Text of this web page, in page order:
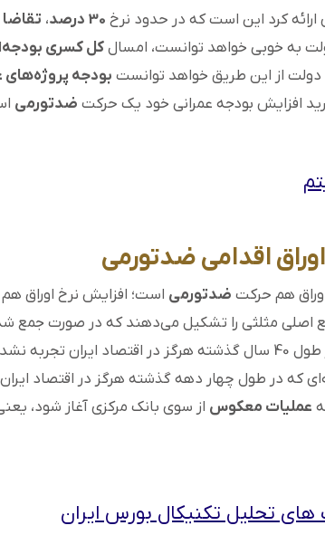
کرد این است که در حدود نرخ 30 درصد ، تقاضا
به خوبی خواهد توانست، امسالکل کسری بودجه‌
دولت از این طریق خواهد توانست بودجه پروژه‌های
افزایش بودجه عمرانی خود یک حرکت ضدتورمی
اقدامی ضدتورمی
هم حرکت ضدتورمی است؛ افزایش نرخ اوراق
مثلثی را تشکیل می‌دهند که در صورت جمع شدن
است و آن
که در طول چهار دهه گذشته هرگز در اقتصاد
عملیات معکوس از سوی بانک مرکزی آغاز شود،
تحلیل تکنیکال بورس ایران